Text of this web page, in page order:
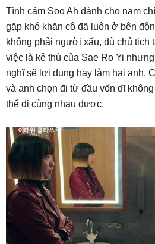
Tình cảm Soo Ah dành cho nam
gặp khó khăn cô đã luôn ở bên
không phải người xấu, dù chủ tịch
việc là kẻ thù của Sae Ro Yi
nghĩ sẽ lợi dụng hay làm hại anh.
và anh chọn đi từ đầu vốn dĩ
thể đi cùng nhau được.